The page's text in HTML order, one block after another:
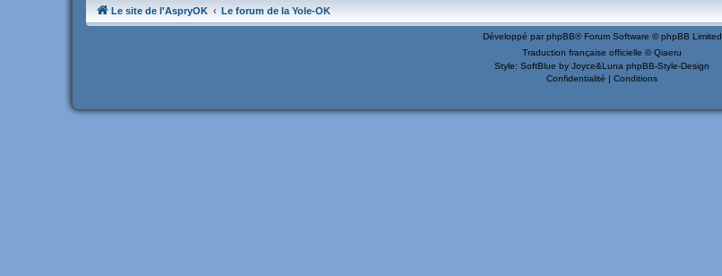
Le site de l'AspryOK Le forum de la Yole-OK
Développé par phpBB® Forum Software © phpBB Limited
Traduction française officielle ©Qiaeru
Style: SoftBlue by Joyce&Luna phpBB-Style-Design
Confidentialité | Conditions